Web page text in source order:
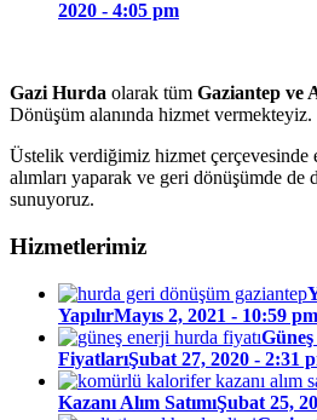
2020 - 4:05 pm
Gazi Hurda olarak tüm Gaziantep ve
Dönüşüm alanında hizmet vermekteyiz.
Üstelik verdiğimiz hizmet çerçevesinde
alımları yaparak ve geri dönüşümde de
sunuyoruz.
Hizmetlerimiz
YapılırMayıs 2, 2021 - 10:59 pm
FiyatlarıŞubat 27, 2020 - 2:31
Kazanı Alım SatımıŞubat 25,